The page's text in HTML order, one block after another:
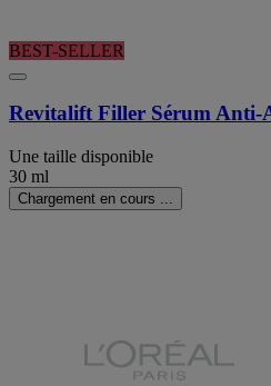
BEST-SELLER
Revitalift Filler Sérum Anti-
Une taille disponible
30 ml
Chargement en cours ...